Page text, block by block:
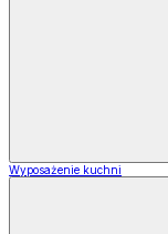
Wyposażenie kuchni